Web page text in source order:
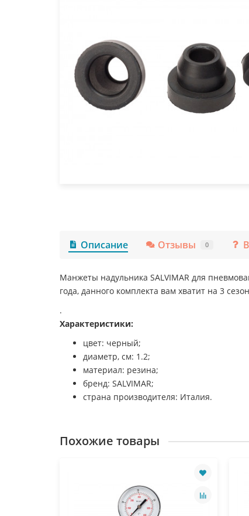
Описание Отзывы 0
Манжеты надульника SALVIMAR для
года, данного комплекта вам хватит на 3
.
Характеристики:
цвет: черный;
диаметр, см: 1.2;
материал: резина;
бренд: SALVIMAR;
страна производителя: Италия.
Похожие товары